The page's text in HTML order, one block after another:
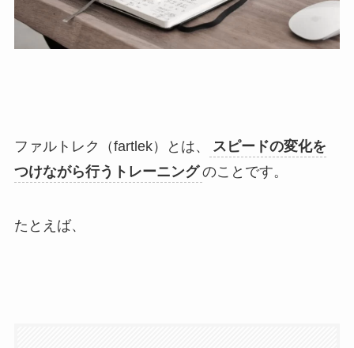
ファルトレク（fartlek）とは、
スピードの変化を
つけながら行うトレーニング のことです。
たとえば、